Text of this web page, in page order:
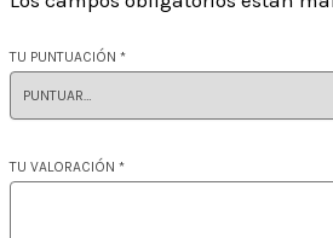
TU PUNTUACIÓN *
TU VALORACIÓN *